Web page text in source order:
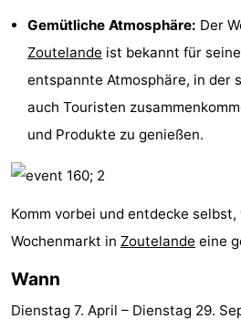
Spielplätze
Indoor-
Spielplätze
Bowling
Wellness-
Zentren
Dörfer
&
Städte
Natur
Führungen
-
Gemütliche Atmosphäre: Der
Zoutelande ist bekannt für
entspannte Atmosphäre, in der
auch Touristen
und Produkte zu genießen.
Komm vorbei und entdecke
Wochenmarkt in Zoutelande eine
Wann
Dienstag 7. April – Dienstag 29.